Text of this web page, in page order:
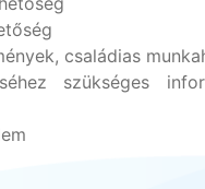
családias
szükséges